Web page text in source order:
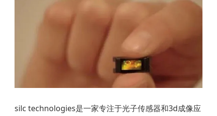
silc technologies是一家专注于光子传感器和3d成像应